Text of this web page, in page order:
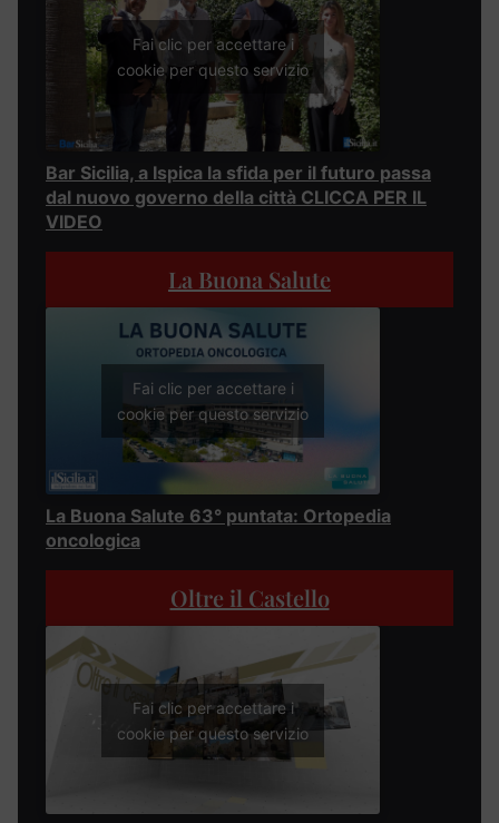
Fai clic per accettare i
cookie per questo servizio
Bar Sicilia, a Ispica la sfida per il futuro passa
dal nuovo governo della città CLICCA PER IL
VIDEO
La Buona Salute
Fai clic per accettare i
cookie per questo servizio
La Buona Salute 63° puntata: Ortopedia
oncologica
Oltre il Castello
Fai clic per accettare i
cookie per questo servizio